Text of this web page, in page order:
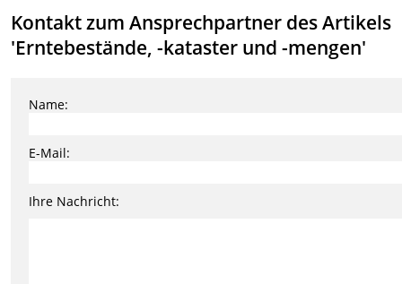
Kontakt zum Ansprechpartner des Artikels
'Erntebestände, -kataster und -mengen'
Name:
E-Mail:
Ihre Nachricht: